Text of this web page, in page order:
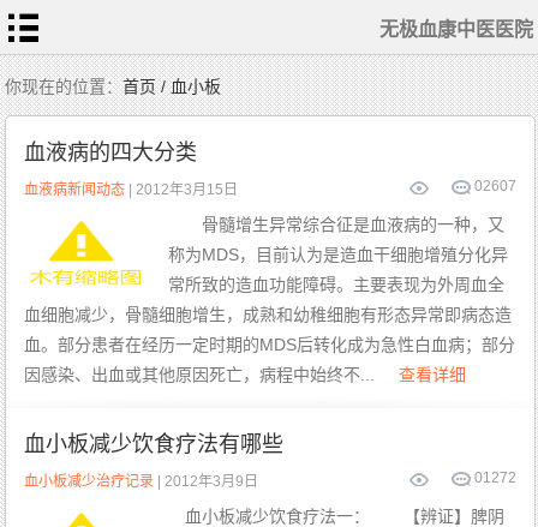
无极血康中医医院
首
页
医
生
随
笔
疾
病
动
态
白
血
病
治
疗
ITP
疗
再
障
治
疗
MDS
治疗
血
康
动
态
你现在的位置：首页 / 血小板
血液病的四大分类
2607
0
血液病新闻动态 | 2012年3月15日
骨髓增生异常综合征是血液病的一种，又
称为MDS，目前认为是造血干细胞增殖分化异
常所致的造血功能障碍。主要表现为外周血全
血细胞减少，骨髓细胞增生，成熟和幼稚细胞有形态异常即病态造
血。部分患者在经历一定时期的MDS后转化成为急性白血病；部分
因感染、出血或其他原因死亡，病程中始终不...
查看详细
血小板减少饮食疗法有哪些
1272
0
血小板减少治疗记录 | 2012年3月9日
血小板减少饮食疗法一： 【辨证】脾阴